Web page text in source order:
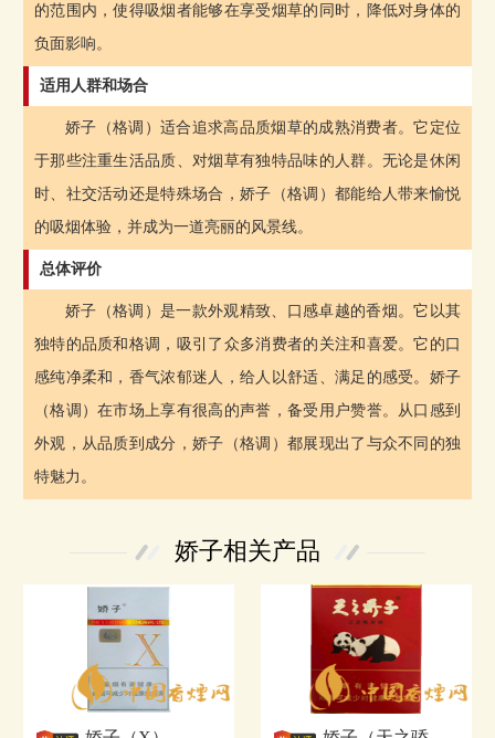
的范围内，使得吸烟者能够在享受烟草的同时，降低对身体的
负面影响。
适用人群和场合
娇子（格调）适合追求高品质烟草的成熟消费者。它定位
于那些注重生活品质、对烟草有独特品味的人群。无论是休闲
时、社交活动还是特殊场合，娇子（格调）都能给人带来愉悦
的吸烟体验，并成为一道亮丽的风景线。
总体评价
娇子（格调）是一款外观精致、口感卓越的香烟。它以其
独特的品质和格调，吸引了众多消费者的关注和喜爱。它的口
感纯净柔和，香气浓郁迷人，给人以舒适、满足的感受。娇子
（格调）在市场上享有很高的声誉，备受用户赞誉。从口感到
外观，从品质到成分，娇子（格调）都展现出了与众不同的独
特魅力。
娇子相关产品